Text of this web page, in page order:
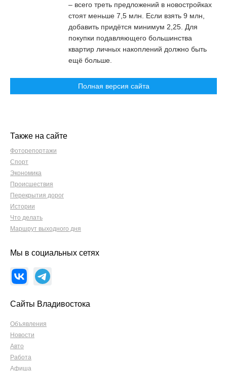
– всего треть предложений в новостройках
стоят меньше 7,5 млн. Если взять 9 млн,
добавить придётся минимум 2,25. Для
покупки подавляющего большинства
квартир личных накоплений должно быть
ещё больше.
Полная версия сайта
Также на сайте
Фоторепортажи
Спорт
Экономика
Происшествия
Перекрытия дорог
Истории
Что делать
Маршрут выходного дня
Мы в социальных сетях
Сайты Владивостока
Объявления
Новости
Авто
Работа
Афиша